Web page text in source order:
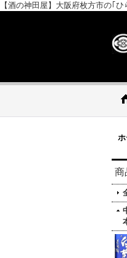
【酒の神田屋】大阪府枚方市の｢
商